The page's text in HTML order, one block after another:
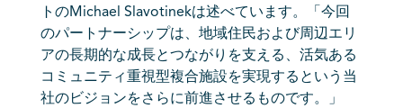
トのMichael Slavotinekは述べています。「今回
のパートナーシップは、地域住民および周辺エリ
アの長期的な成長とつながりを支える、活気ある
コミュニティ重視型複合施設を実現するという当
社のビジョンをさらに前進させるものです。」